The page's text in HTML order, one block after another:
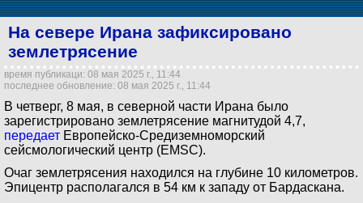
На севере Ирана зафиксировано
землетрясение
время публикаци: 08 мая 2025 г., 11:44
последнее обновление: 08 мая 2025 г., 11:44
В четверг, 8 мая, в северной части Ирана было
зарегистрировано землетрясение магнитудой 4,7,
передает Европейско-Средиземноморский
сейсмологический центр (EMSC).
Очаг землетрясения находился на глубине 10 километров.
Эпицентр располагался в 54 км к западу от Бардаскана.